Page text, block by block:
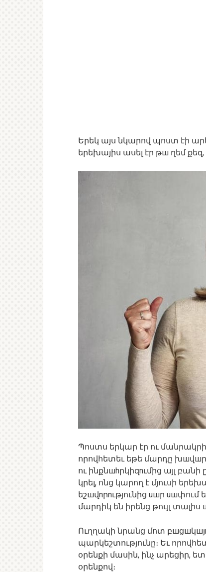
Երեկ այս նկարով պոստ էի
երեխայիս ասել էր թш ղեմ
Պոստս երկար էր ու
որովհետեւ եթե մարդը
ու ինքնшhրկիզnւմից այլ
կրել, ոնց կարող է մյուսի
եշшվnրnւթյունից uшր
մարդիկ են իրենց թույլ տալիս
Ուղղակի նրանց մոտ
պարկեշտությունը։ Եւ
օրենքի մասին, ինչ արեցիր,
օրենքով։